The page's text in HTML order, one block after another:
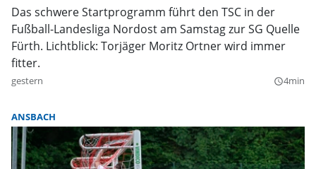
Das schwere Startprogramm führt den TSC in der
Fußball-Landesliga Nordost am Samstag zur SG Quelle
Fürth. Lichtblick: Torjäger Moritz Ortner wird immer
fitter.
gestern query_builder4min
ANSBACH